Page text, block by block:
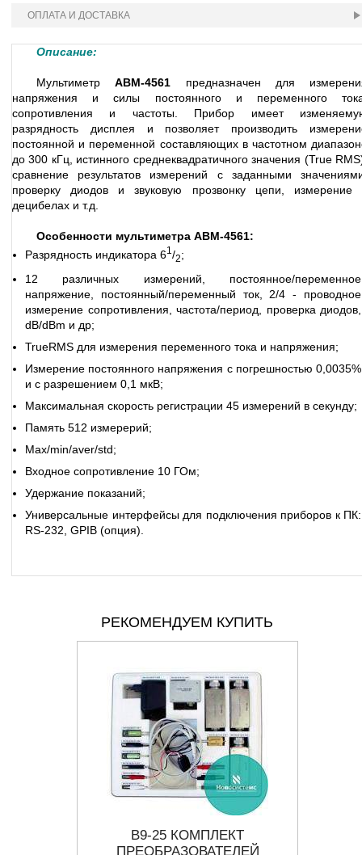
ОПЛАТА И ДОСТАВКА
Описание:
МультиметрАВМ-4561 предназначен для
напряжения и силы постоянного и переменного
сопротивления и частоты. Прибор имеет
разрядность дисплея и позволяет производить
постоянной и переменной составляющих в частотном
до 300 кГц, истинного среднеквадратичного значения (True
сравнение результатов измерений с заданными
проверку диодов и звуковую прозвонку цепи, измерение
децибелах и т.д.
Особенности мультиметра АВМ-4561:
Разрядность индикатора 61 /2;
12 различных измерений, постоянное/переменное
напряжение, постоянный/переменный ток, 2/4 - проводное
измерение сопротивления, частота/период, проверка диодов,
dB/dBm и др;
TrueRMS для измерения переменного тока и напряжения;
Измерение постоянного напряжения с погрешностью 0,0035%
и с разрешением 0,1 мкВ;
Максимальная скорость регистрации 45 измерений в секунду;
Память 512 измерерий;
Max/min/aver/std;
Входное сопротивление 10 ГОм;
Удержание показаний;
Универсальные интерфейсы для подключения приборов к ПК:
RS-232, GPIB (опция).
РЕКОМЕНДУЕМ КУПИТЬ
В9-25 КОМПЛЕКТ
ПРЕОБРАЗОВАТЕЛЕЙ